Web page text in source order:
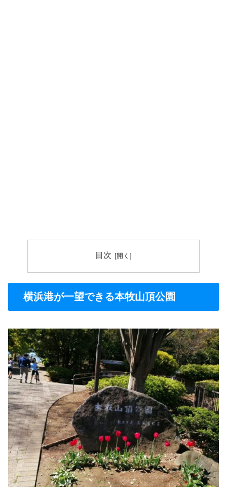
目次
横浜港が一望できる本牧山頂公園